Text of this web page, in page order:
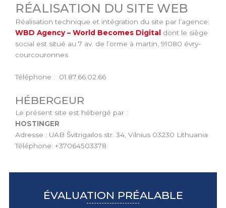
RÉALISATION DU SITE WEB
Réalisation technique et intégration du site par l’agence:
WBD Agency – World Becomes Digital
dont le siège
social est situé au 7 av. de l’orme à martin, 91080 évry-
courcouronnes
Téléphone : 01.87.66.02.66
HÉBERGEUR
Le présent site est hébergé par :
HOSTINGER
Adresse : UAB Švitrigailos str. 34, Vilnius 03230 Lithuania
Téléphone: +37064503378
ÉVALUATION PRÉALABLE